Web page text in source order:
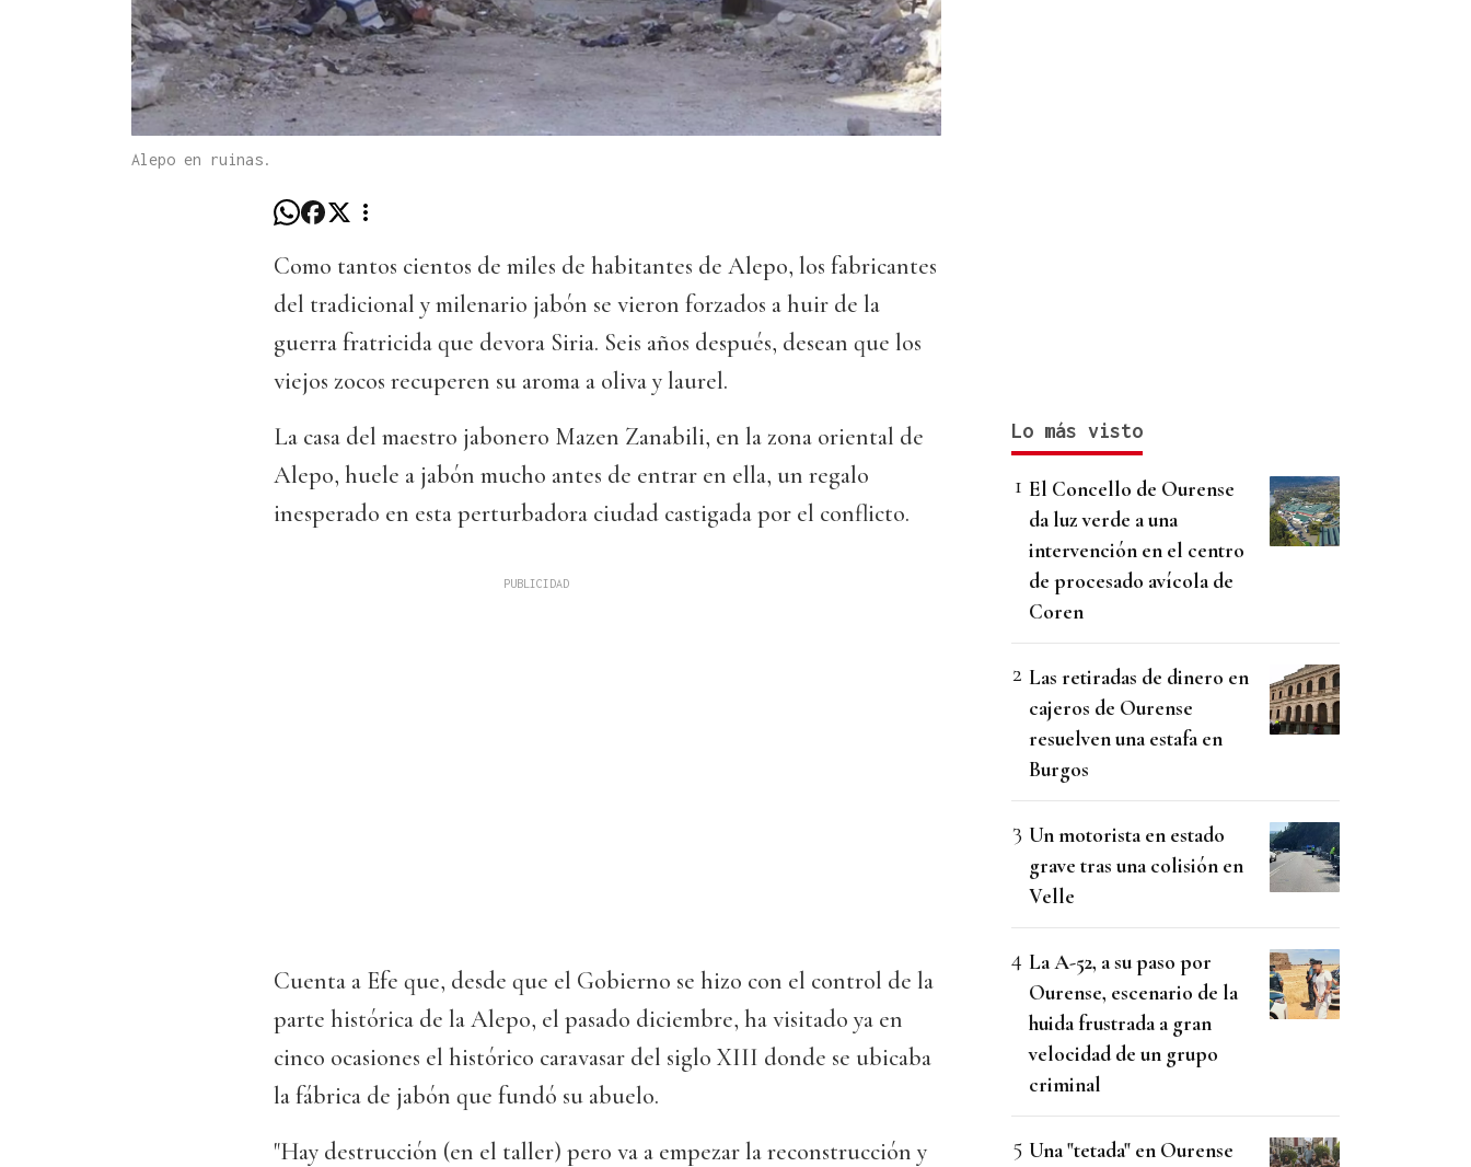
Alepo en ruinas.
Como tantos cientos de miles de habitantes de Alepo, los fabricantes
del tradicional y milenario jabón se vieron forzados a huir de la
guerra fratricida que devora Siria. Seis años después, desean que los
viejos zocos recuperen su aroma a oliva y laurel.
La casa del maestro jabonero Mazen Zanabili, en la zona oriental de
Alepo, huele a jabón mucho antes de entrar en ella, un regalo
inesperado en esta perturbadora ciudad castigada por el conflicto.
Cuenta a Efe que, desde que el Gobierno se hizo con el control de la
parte histórica de la Alepo, el pasado diciembre, ha visitado ya en
cinco ocasiones el histórico caravasar del siglo XIII donde se ubicaba
la fábrica de jabón que fundó su abuelo.
"Hay destrucción (en el taller) pero va a empezar la reconstrucción y
Lo más visto
El Concello de Ourense
da luz verde a una
intervención en el centro
de procesado avícola de
Coren
Las retiradas de dinero en
cajeros de Ourense
resuelven una estafa en
Burgos
Un motorista en estado
grave tras una colisión en
Velle
La A-52, a su paso por
Ourense, escenario de la
huida frustrada a gran
velocidad de un grupo
criminal
Una "tetada" en Ourense